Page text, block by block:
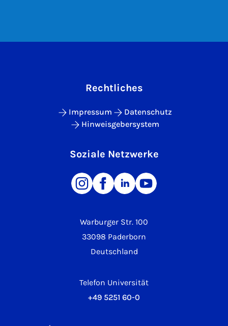
Warburger Str. 100
33098 Paderborn
Deutschland
Telefon Universität
+49 5251 60-0
Rechtliches
Impressum
Datenschutz
Hinweisgebersystem
Soziale Netzwerke